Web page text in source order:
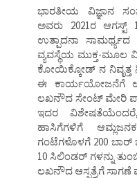
ಭಾರತೀಯ ವಿಜ್ಞಾನ
ಅವರು 2021ರ ಆಗಸ್ಟ್
ಉತ್ಪಾದನಾ ಸಾಮರ್ಥ್ಯದ
ವ್ಯವಸ್ಥೆಯ ಮುಕ್ತ-ಮೂಲ
ಕೋಯಿಕ್ಕೋಡ್ ನ ನಿವೃತ್ತ
ಈ ಕಾರ್ಯಯೋಜನೆಗೆ
ಲಖನೌದ ಸೇಂಟ್ ಮೇರಿ
ಇದರ
ಹಾಸಿಗೆಗಳಿಗೆ
ಗಂಟೆಗಳೊಳಗೆ 200 ಬಾರ್
10 ಸಿಲಿಂಡರ್ ಗಳನ್ನು
ಲಖನೌದ ಆಸ್ಪತ್ರೆಗೆ